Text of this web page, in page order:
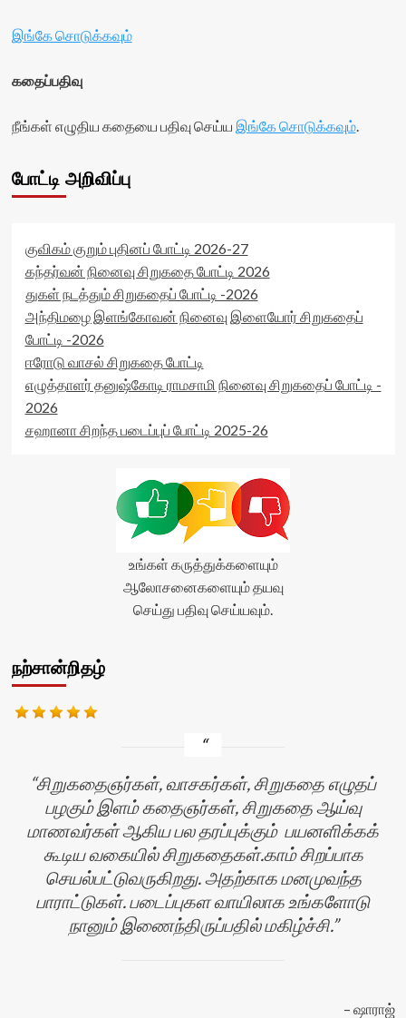
இங்கே சொடுக்கவும்
கதைப்பதிவு
நீங்கள் எழுதிய கதையை பதிவு செய்ய இங்கே சொடுக்கவும்.
போட்டி அறிவிப்பு
குவிகம் குறும் புதினப் போட்டி 2026-27
கந்தர்வன் நினைவு சிறுகதை போட்டி 2026
துகள் நடத்தும் சிறுகதைப் போட்டி -2026
அந்திமழை இளங்கோவன் நினைவு இளையோர் சிறுகதைப்
போட்டி -2026
ஈரோடு வாசல் சிறுகதை போட்டி
எழுத்தாளர் தனுஷ்கோடி ராமசாமி நினைவு சிறுகதைப் போட்டி -
2026
சஹானா சிறந்த படைப்புப் போட்டி 2025-26
உங்கள் கருத்துக்களையும்
ஆலோசனைகளையும் தயவு
செய்து பதிவு செய்யவும்.
நற்சான்றிதழ்
சிறுகதைஞர்கள், வாசகர்கள், சிறுகதை எழுதப்
பழகும் இளம் கதைஞர்கள், சிறுகதை ஆய்வு
மாணவர்கள் ஆகிய பல தரப்புக்கும் பயனளிக்கக்
கூடிய வகையில் சிறுகதைகள்.காம் சிறப்பாக
செயல்பட்டுவருகிறது. அதற்காக மனமுவந்த
பாராட்டுகள். படைப்புகள வாயிலாக உங்களோடு
நானும் இணைந்திருப்பதில் மகிழ்ச்சி.
ஷாராஜ்